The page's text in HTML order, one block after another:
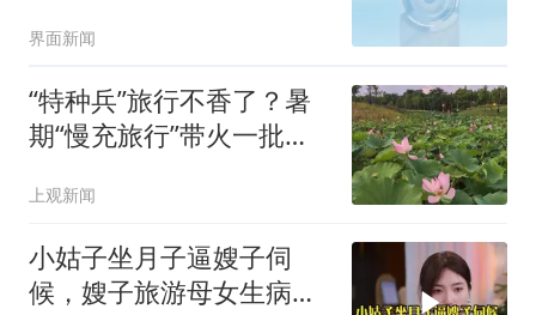
界面新闻
“特种兵”旅行不香了？暑
期“慢充旅行”带火一批目
上观新闻
小姑子坐月子逼嫂子伺
候，嫂子旅游母女生病反